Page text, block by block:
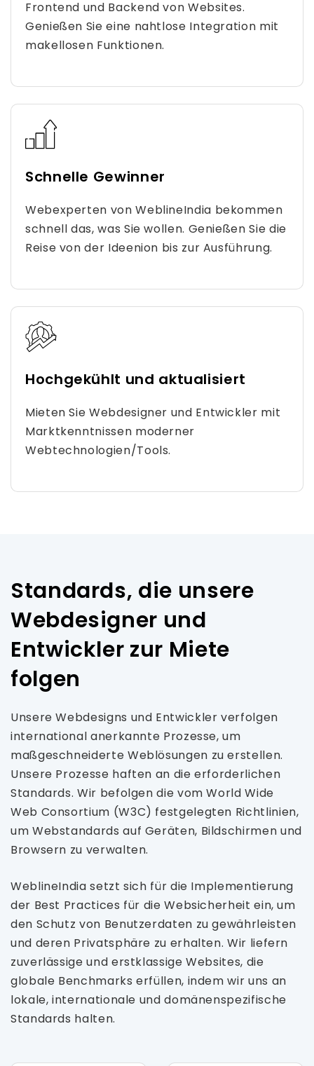
Frontend und Backend von Websites.
Genießen Sie eine nahtlose Integration mit
makellosen Funktionen.
Schnelle Gewinner
Webexperten von WeblineIndia bekommen
schnell das, was Sie wollen. Genießen Sie die
Reise von der Ideenion bis zur Ausführung.
Hochgekühlt und aktualisiert
Mieten Sie Webdesigner und Entwickler mit
Marktkenntnissen moderner
Webtechnologien/Tools.
Standards, die unsere
Webdesigner und
Entwickler zur Miete
folgen
Unsere Webdesigns und Entwickler verfolgen
international anerkannte Prozesse, um
maßgeschneiderte Weblösungen zu erstellen.
Unsere Prozesse haften an die erforderlichen
Standards. Wir befolgen die vom World Wide
Web Consortium (W3C) festgelegten Richtlinien,
um Webstandards auf Geräten, Bildschirmen und
Browsern zu verwalten.
WeblineIndia setzt sich für die Implementierung
der Best Practices für die Websicherheit ein, um
den Schutz von Benutzerdaten zu gewährleisten
und deren Privatsphäre zu erhalten. Wir liefern
zuverlässige und erstklassige Websites, die
globale Benchmarks erfüllen, indem wir uns an
lokale, internationale und domänenspezifische
Standards halten.